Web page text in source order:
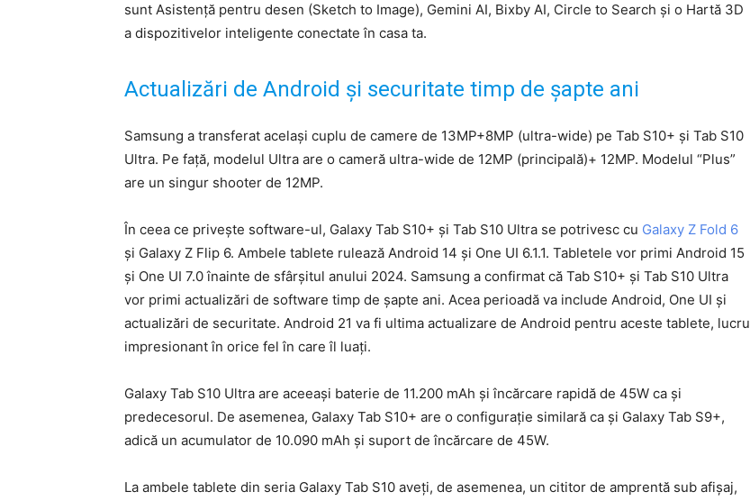
sunt Asistență pentru desen (Sketch to Image), Gemini AI, Bixby AI, Circle to Search și o Hartă 3D
a dispozitivelor inteligente conectate în casa ta.
Actualizări de Android și securitate timp de șapte ani
Samsung a transferat același cuplu de camere de 13MP+8MP (ultra-wide) pe Tab S10+ și Tab S10
Ultra. Pe față, modelul Ultra are o cameră ultra-wide de 12MP (principală)+ 12MP. Modelul “Plus”
are un singur shooter de 12MP.
În ceea ce privește software-ul, Galaxy Tab S10+ și Tab S10 Ultra se potrivesc cu Galaxy Z Fold 6
și Galaxy Z Flip 6. Ambele tablete rulează Android 14 și One UI 6.1.1. Tabletele vor primi Android 15
și One UI 7.0 înainte de sfârșitul anului 2024. Samsung a confirmat că Tab S10+ și Tab S10 Ultra
vor primi actualizări de software timp de șapte ani. Acea perioadă va include Android, One UI și
actualizări de securitate. Android 21 va fi ultima actualizare de Android pentru aceste tablete, lucru
impresionant în orice fel în care îl luați.
Galaxy Tab S10 Ultra are aceeași baterie de 11.200 mAh și încărcare rapidă de 45W ca și
predecesorul. De asemenea, Galaxy Tab S10+ are o configurație similară ca și Galaxy Tab S9+,
adică un acumulator de 10.090 mAh și suport de încărcare de 45W.
La ambele tablete din seria Galaxy Tab S10 aveți, de asemenea, un cititor de amprentă sub afișaj,